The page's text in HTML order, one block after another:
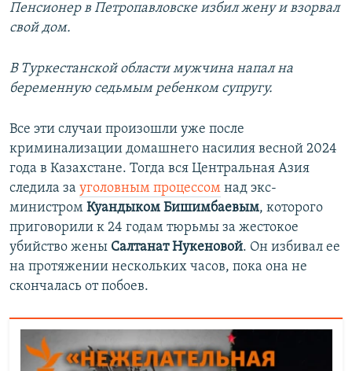
Пенсионер в Петропавловске избил жену и взорвал
свой дом.
В Туркестанской области мужчина напал на
беременную седьмым ребенком супругу.
Все эти случаи произошли уже после
криминализации домашнего насилия весной 2024
года в Казахстане. Тогда вся Центральная Азия
следила за уголовным процессом над экс-
министром Куандыком Бишимбаевым, которого
приговорили к 24 годам тюрьмы за жестокое
убийство жены Салтанат Нукеновой. Он избивал ее
на протяжении нескольких часов, пока она не
скончалась от побоев.